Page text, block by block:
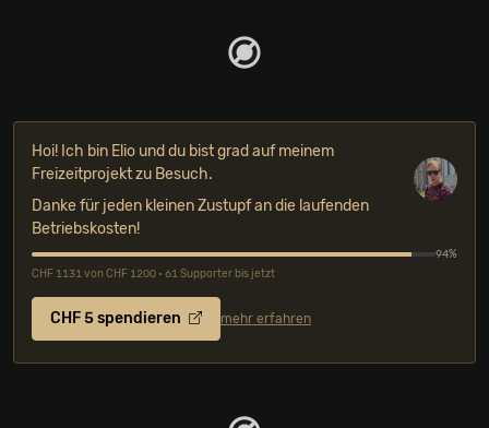
Hoi! Ich bin Elio und du bist grad auf meinem
Freizeitprojekt zu Besuch.
Danke für jeden kleinen Zustupf an die laufenden
Betriebskosten!
94%
CHF 1131 von CHF 1200 • 61 Supporter bis jetzt
CHF 5 spendieren mehr erfahren